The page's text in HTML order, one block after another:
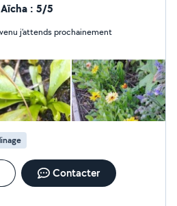
mes propres semences, le
et de la
Ludovic actuellement
: 5/5
j’attends prochainement
Contacter